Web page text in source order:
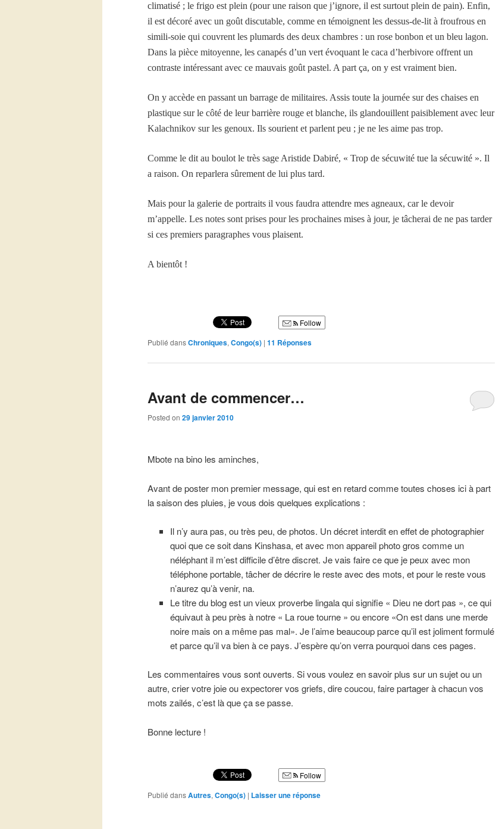
climatisé ; le frigo est plein (pour une raison que j’ignore, il est surtout plein de pain). Enfin,
il est décoré avec un goût discutable, comme en témoignent les dessus-de-lit à froufrous en
simili-soie qui couvrent les plumards des deux chambres : un rose bonbon et un bleu lagon.
Dans la pièce mitoyenne, les canapés d’un vert évoquant le caca d’herbivore offrent un
contraste intéressant avec ce mauvais goût pastel. A part ça, on y est vraiment bien.
On y accède en passant un barrage de militaires. Assis toute la journée sur des chaises en
plastique sur le côté de leur barrière rouge et blanche, ils glandouillent paisiblement avec leur
Kalachnikov sur les genoux. Ils sourient et parlent peu ; je ne les aime pas trop.
Comme le dit au boulot le très sage Aristide Dabiré, « Trop de sécuwité tue la sécuwité ». Il
a raison. On reparlera sûrement de lui plus tard.
Mais pour la galerie de portraits il vous faudra attendre mes agneaux, car le devoir
m’appelle. Les notes sont prises pour les prochaines mises à jour, je tâcherai de ne pas tarder
si ces premiers paragraphes vous plaisent.
A bientôt !
Follow
Publié dansChroniques,Congo(s) | 11 Réponses
Avant de commencer…
Posted on 29 janvier 2010
Mbote na bino les aminches,
Avant de poster mon premier message, qui est en retard comme toutes choses ici à part
la saison des pluies, je vous dois quelques explications :
Il n’y aura pas, ou très peu, de photos. Un décret interdit en effet de photographier
quoi que ce soit dans Kinshasa, et avec mon appareil photo gros comme un
néléphant il m’est difficile d’être discret. Je vais faire ce que je peux avec mon
téléphone portable, tâcher de décrire le reste avec des mots, et pour le reste vous
n’aurez qu’à venir, na.
Le titre du blog est un vieux proverbe lingala qui signifie « Dieu ne dort pas », ce qui
équivaut à peu près à notre « La roue tourne » ou encore «On est dans une merde
noire mais on a même pas mal». Je l’aime beaucoup parce qu’il est joliment formulé
et parce qu’il va bien à ce pays. J’espère qu’on verra pourquoi dans ces pages.
Les commentaires vous sont ouverts. Si vous voulez en savoir plus sur un sujet ou un
autre, crier votre joie ou expectorer vos griefs, dire coucou, faire partager à chacun vos
mots zailés, c’est là que ça se passe.
Bonne lecture !
Follow
Publié dansAutres, Congo(s) | Laisser une réponse